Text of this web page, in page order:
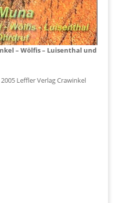
– Wölfis – Luisenthal und
Leffler Verlag Crawinkel